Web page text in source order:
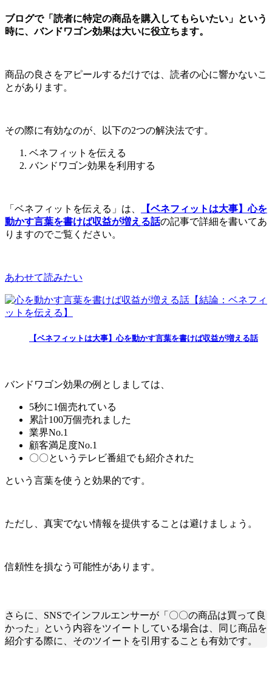
ブログで「読者に特定の商品を購入してもらいたい」という
時に、バンドワゴン効果は大いに役立ちます。
商品の良さをアピールするだけでは、読者の心に響かないこ
とがあります。
その際に有効なのが、以下の2つの解決法です。
ベネフィットを伝える
バンドワゴン効果を利用する
「ベネフィットを伝える」は、
【ベネフィットは大事】心を
動かす言葉を書けば収益が増える話の記事で詳細を書いてあ
りますのでご覧ください。
あわせて読みたい
【ベネフィットは大事】心を動かす言葉を書けば収益が増える話
バンドワゴン効果の例としましては、
5秒に1個売れている
累計100万個売れました
業界No.1
顧客満足度No.1
〇〇というテレビ番組でも紹介された
という言葉を使うと効果的です。
ただし、真実でない情報を提供することは避けましょう。
信頼性を損なう可能性があります。
さらに、SNSでインフルエンサーが「〇〇の商品は買って良
かった」という内容をツイートしている場合は、同じ商品を
紹介する際に、そのツイートを引用することも有効です。